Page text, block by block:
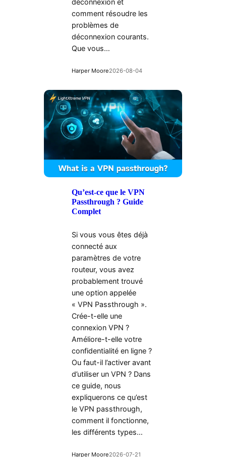
déconnexion et
comment résoudre les
problèmes de
déconnexion courants.
Que vous…
Harper Moore2026-08-04
Qu’est-ce que le VPN
Passthrough ? Guide
Complet
Si vous vous êtes déjà
connecté aux
paramètres de votre
routeur, vous avez
probablement trouvé
une option appelée
« VPN Passthrough ».
Crée-t-elle une
connexion VPN ?
Améliore-t-elle votre
confidentialité en ligne ?
Ou faut-il l’activer avant
d’utiliser un VPN ? Dans
ce guide, nous
expliquerons ce qu’est
le VPN passthrough,
comment il fonctionne,
les différents types…
Harper Moore2026-07-21